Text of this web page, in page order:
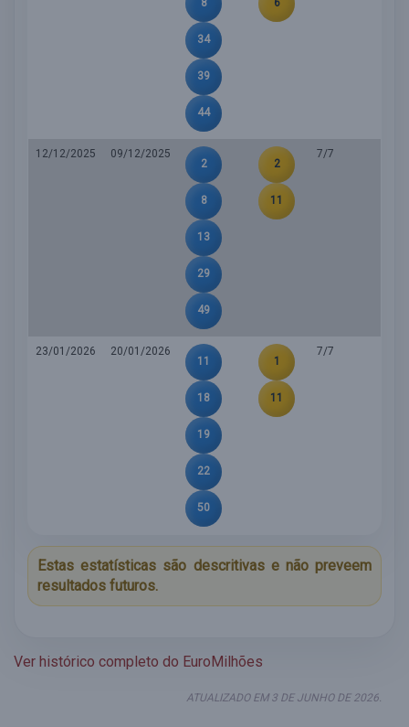
8
34
39
44
6
12/12/2025
09/12/2025
2
8
13
29
49
2
11
7/7
23/01/2026
20/01/2026
11
18
19
22
50
1
11
7/7
Estas estatísticas são descritivas e não preveem
resultados futuros.
Ver histórico completo do EuroMilhões
ATUALIZADO EM 3 DE JUNHO DE 2026.